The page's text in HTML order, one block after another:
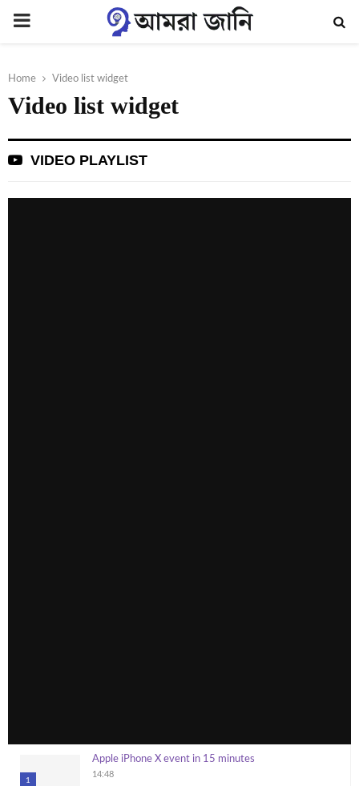
PRIMARY
Home Video list widget
Video list widget
VIDEO PLAYLIST
1
Apple iPhone X event in 15 minutes
14:48